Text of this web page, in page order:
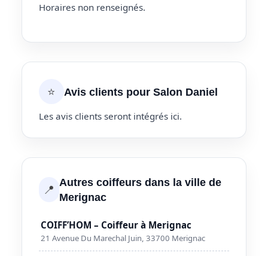
Horaires non renseignés.
⭐ Avis clients pour Salon Daniel
Les avis clients seront intégrés ici.
📍 Autres coiffeurs dans la ville de
Merignac
COIFF’HOM – Coiffeur à Merignac
21 Avenue Du Marechal Juin, 33700 Merignac